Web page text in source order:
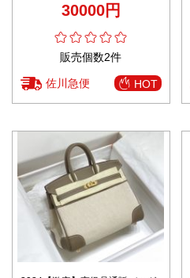
30000円
販売個数2件
佐川急便 HOT